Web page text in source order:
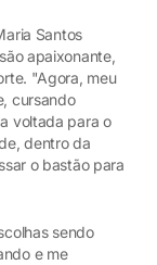
Santos
apaixonante,
"Agora, meu
cursando
voltada para o
dentro da
o bastão para
sendo
e me